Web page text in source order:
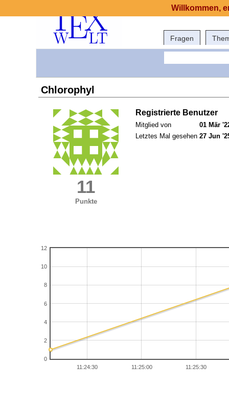
Fragen
Chlorophyl
11
Punkte
Registrierte Benutzer
Mitglied von
01 Mär
Letztes Mal gesehen 27 Jun
11:24:30 11:25:00 11:25:30
0
2
4
6
8
10
12
Willkommen,